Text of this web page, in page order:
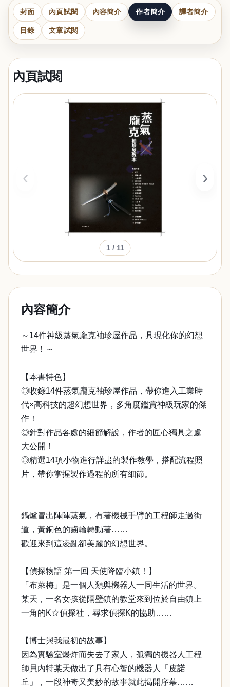
封面 內頁試閱 內容簡介 作者簡介 譯者簡介
目錄 文章試閱
內頁試閱
‹ ›
1/ 11
內容簡介
～14件神級蒸氣龐克袖珍屋作品，具現化你的幻想
世界！～
【本書特色】
◎收錄14件蒸氣龐克袖珍屋作品，帶你進入工業時
代×高科技的超幻想世界，多角度鑑賞神級玩家的傑
作！
◎針對作品各處的細節解說，作者的匠心獨具之處
大公開！
◎精選14項小物進行詳盡的製作教學，搭配流程照
片，帶你掌握製作過程的所有細節。
鍋爐冒出陣陣蒸氣，有著機械手臂的工程師走過街
道，黃銅色的齒輪轉動著……
歡迎來到這凌亂卻美麗的幻想世界。
【偵探物語 第一回 天使降臨小鎮！】
「布萊梅」是一個人類與機器人一同生活的世界。
某天，一名女孩從隔壁鎮的教堂來到位於自由鎮上
一角的K☆偵探社，尋求偵探K的協助……
【博士與我最初的故事】
因為實驗室爆炸而失去了家人，孤獨的機器人工程
師貝內特某天做出了具有心智的機器人「皮諾
丘」，一段神奇又美妙的故事就此揭開序幕……